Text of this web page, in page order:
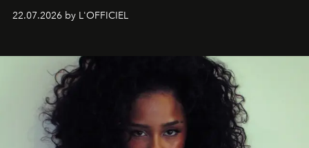
zestig, een Japanse hotspot die na zonsondergang
verandert in een bruisende ontmoetingsplek en de
neerstrijkt in Saint-Tropez. Dit zijn de nieuwe adressen
die deze zomer de toon zetten, van lange lunches tot
zwoele nachten.
22.07.2026 by L'OFFICIEL